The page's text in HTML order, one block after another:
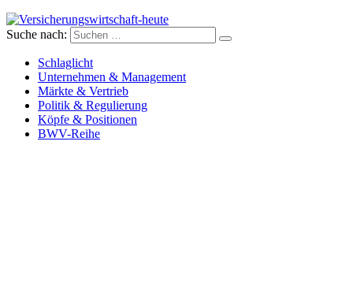
Versicherungswirtschaft-heute
Suche nach:
Schlaglicht
Unternehmen & Management
Märkte & Vertrieb
Politik & Regulierung
Köpfe & Positionen
BWV-Reihe